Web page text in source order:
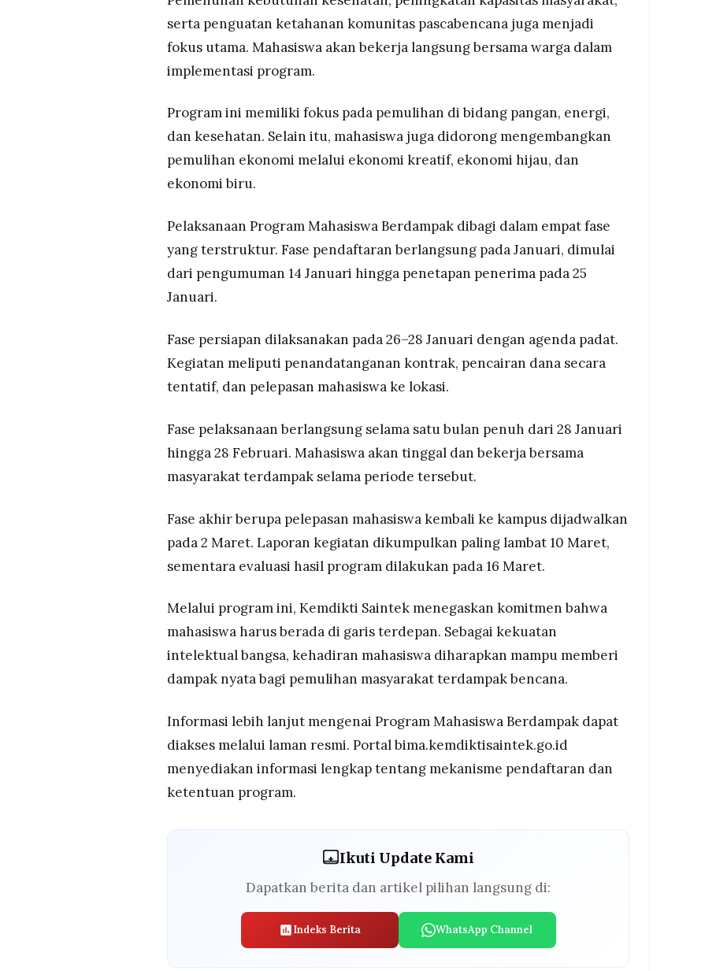
serta penguatan ketahanan komunitas pascabencana juga menjadi
fokus utama. Mahasiswa akan bekerja langsung bersama warga dalam
implementasi program.
Program ini memiliki fokus pada pemulihan di bidang pangan, energi,
dan kesehatan. Selain itu, mahasiswa juga didorong mengembangkan
pemulihan ekonomi melalui ekonomi kreatif, ekonomi hijau, dan
ekonomi biru.
Pelaksanaan Program Mahasiswa Berdampak dibagi dalam empat fase
yang terstruktur. Fase pendaftaran berlangsung pada Januari, dimulai
dari pengumuman 14 Januari hingga penetapan penerima pada 25
Januari.
Fase persiapan dilaksanakan pada 26–28 Januari dengan agenda padat.
Kegiatan meliputi penandatanganan kontrak, pencairan dana secara
tentatif, dan pelepasan mahasiswa ke lokasi.
Fase pelaksanaan berlangsung selama satu bulan penuh dari 28 Januari
hingga 28 Februari. Mahasiswa akan tinggal dan bekerja bersama
masyarakat terdampak selama periode tersebut.
Fase akhir berupa pelepasan mahasiswa kembali ke kampus dijadwalkan
pada 2 Maret. Laporan kegiatan dikumpulkan paling lambat 10 Maret,
sementara evaluasi hasil program dilakukan pada 16 Maret.
Melalui program ini, Kemdikti Saintek menegaskan komitmen bahwa
mahasiswa harus berada di garis terdepan. Sebagai kekuatan
intelektual bangsa, kehadiran mahasiswa diharapkan mampu memberi
dampak nyata bagi pemulihan masyarakat terdampak bencana.
Informasi lebih lanjut mengenai Program Mahasiswa Berdampak dapat
diakses melalui laman resmi. Portal bima.kemdiktisaintek.go.id
menyediakan informasi lengkap tentang mekanisme pendaftaran dan
ketentuan program.
Ikuti Update Kami
Dapatkan berita dan artikel pilihan langsung di:
Indeks Berita WhatsApp Channel